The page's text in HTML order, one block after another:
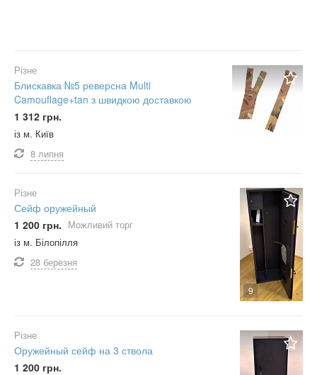
Різне
Блискавка №5 реверсна Multi
Camouflage+tan з швидкою доставкою
1 312 грн.
із м. Київ
8 липня
9
Різне
Сейф оружейный
1 200 грн. Можливий торг
із м. Білопілля
28 березня
Різне
Оружейный сейф на 3 ствола
1 200 грн.